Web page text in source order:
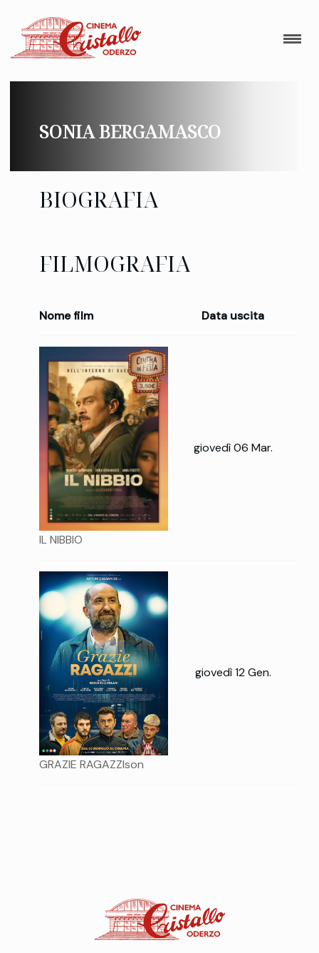
SONIA BERGAMASCO
BIOGRAFIA
FILMOGRAFIA
Nome film Data uscita
IL NIBBIO
giovedì 06 Mar.
GRAZIE RAGAZZIson
giovedì 12 Gen.